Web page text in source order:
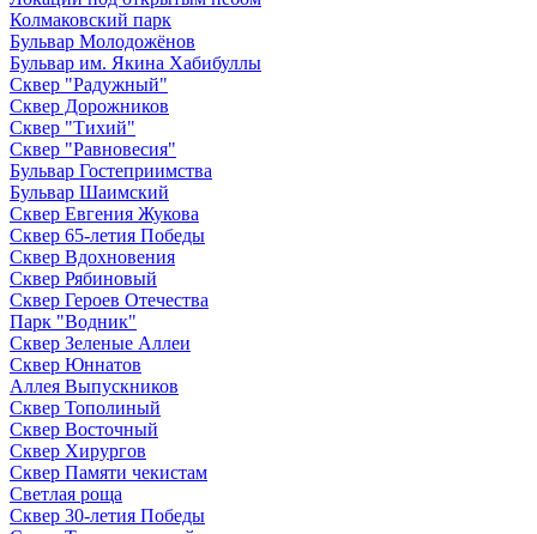
Колмаковский парк
Бульвар Молодожёнов
Бульвар им. Якина Хабибуллы
Сквер "Радужный"
Сквер Дорожников
Сквер "Тихий"
Cквер "Равновесия"
Бульвар Гостеприимства
Бульвар Шаимский
Сквер Евгения Жукова
Сквер 65-летия Победы
Сквер Вдохновения
Сквер Рябиновый
Сквер Героев Отечества
Парк "Водник"
Сквер Зеленые Аллеи
Сквер Юннатов
Аллея Выпускников
Сквер Тополиный
Сквер Восточный
Сквер Хирургов
Сквер Памяти чекистам
Светлая роща
Сквер 30-летия Победы